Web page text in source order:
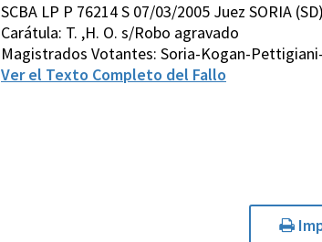
SCBA LP P 76214 S 07/03/2005 Juez SORIA (SD)
Carátula: T. ,H. O. s/Robo agravado
Magistrados Votantes: Soria-Kogan-
Ver el Texto Completo del Fallo